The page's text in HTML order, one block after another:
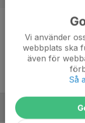
-
Ålder
ALLA SERIER
Vi använder
webbplats ska
även för
Så